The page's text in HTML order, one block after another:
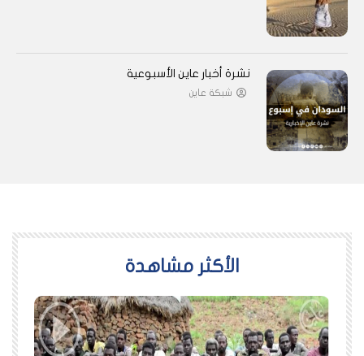
نشرة أخبار عاين الأسبوعية
شبكة عاين
اﻷكثر مشاهدة